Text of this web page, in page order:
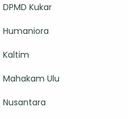
DPMD Kukar
Humaniora
Kaltim
Mahakam Ulu
Nusantara